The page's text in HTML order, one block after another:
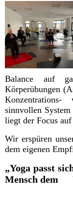
Balance auf
Körperübungen
sinnvollen
liegt der Focus
Wir erspüren
dem eigenen
„Yoga passt
Mensch dem